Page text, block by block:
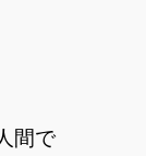
間で